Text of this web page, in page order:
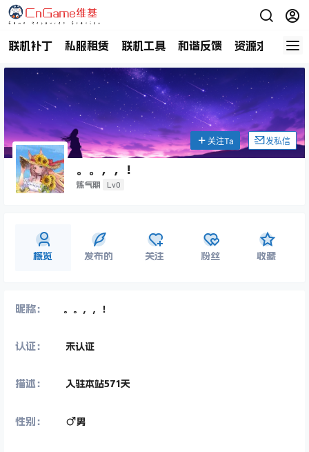
联机补丁 私服租赁 联机工具 和谐反馈 资源求助 商
。。，，！
炼气期 Lv0
关注Ta 发私信
概览 发布的 关注 粉丝 收藏
昵称： 。。，，！
认证： 未认证
描述： 入驻本站571天
性别： 男